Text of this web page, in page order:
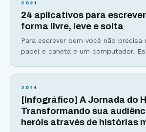
título? Antes
2021
24 aplicativos para
forma livre, leve e solta
Para escrever bem você não precisa
papel e caneta e um computador.
uma arte acessível e que possibilita
fluidez do texto com a
2014
[Infográfico] A Jornada do
Transformando sua
heróis através de histórias